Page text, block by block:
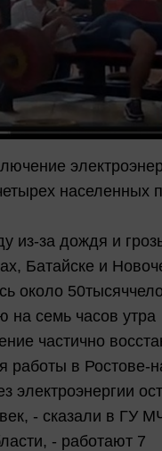
населенных
из-за дождя и
Батайске и
около
на семь часов утра
частично
работы в Ростове-
электроэнергии
- сказали в ГУ
- работают 7